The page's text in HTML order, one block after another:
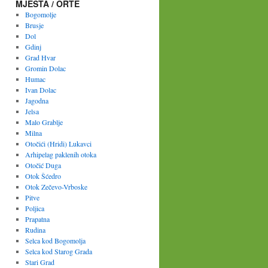
MJESTA / ORTE
Bogomolje
Brusje
Dol
Gdinj
Grad Hvar
Gromin Dolac
Humac
Ivan Dolac
Jagodna
Jelsa
Malo Grablje
Milna
Otočići (Hridi) Lukavci
Arhipelag paklenih otoka
Otočić Duga
Otok Šćedro
Otok Zečevo-Vrboske
Pitve
Poljica
Prapatna
Rudina
Selca kod Bogomolja
Selca kod Starog Grada
Stari Grad